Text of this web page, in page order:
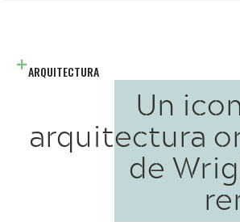
ARQUITECTURA
Un
arquitectura
de